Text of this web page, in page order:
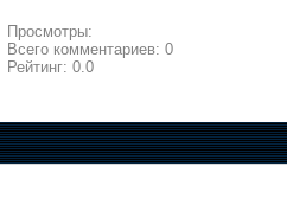
Просмотры:
Всего комментариев: 0
Рейтинг: 0.0